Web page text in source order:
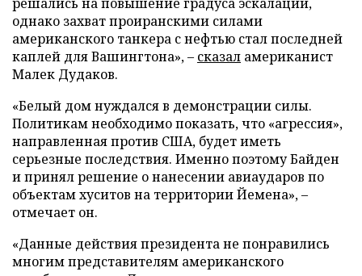
однако захват проиранскими силами
американского танкера с нефтью стал последней
каплей для Вашингтона», – сказал американист
Малек Дудаков.
«Белый дом нуждался в демонстрации силы.
Политикам необходимо показать, что «агрессия»,
направленная против США, будет иметь
серьезные последствия. Именно поэтому Байден
и принял решение о нанесении авиаударов по
объектам хуситов на территории Йемена», –
отмечает он.
«Данные действия президента не понравились
многим представителям американского